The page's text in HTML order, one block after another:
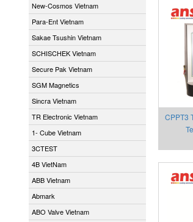
New-Cosmos Vietnam
Para-Ent Vietnam
Sakae Tsushin Vietnam
SCHISCHEK Vietnam
Secure Pak Vietnam
SGM Magnetics
Sincra Vietnam
TR Electronic Vietnam
1- Cube Vietnam
3CTEST
4B VietNam
ABB Vietnam
Abmark
ABO Valve Vietnam
CPPT3